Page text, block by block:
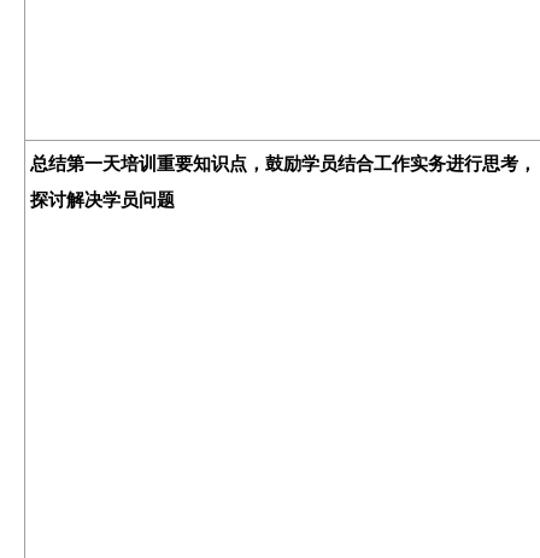
总结第一天培训重要知识点，鼓励学员结合工作实务进行思考，
探讨解决学员问题